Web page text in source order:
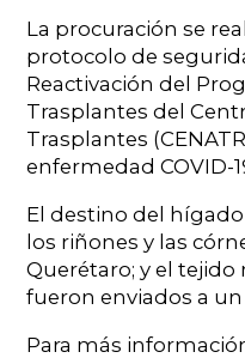
La procuración se
protocolo de
Reactivación del
Trasplantes del
Trasplantes
enfermedad COVID-
El destino del
los riñones y las
Querétaro; y el
fueron enviados a
Para más